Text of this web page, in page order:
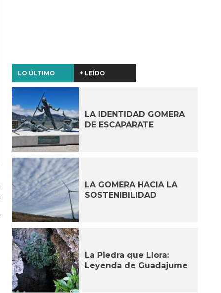
LO ÚLTIMO + LEÍDO
LA IDENTIDAD GOMERA
DE ESCAPARATE
LA GOMERA HACIA LA
SOSTENIBILIDAD
La Piedra que Llora:
Leyenda de Guadajume